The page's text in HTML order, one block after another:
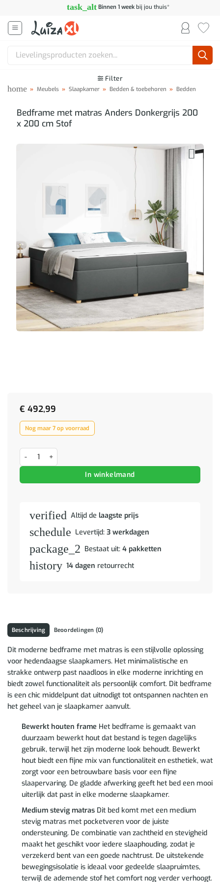
inhoud
task_alt Binnen 1 weekbij jou thuis*
Zoeken
Filter
home » Meubels » Slaapkamer » Bedden & toebehoren » Bedden
Bedframe met matras Anders Donkergrijs 200
x 200 cm Stof
€ 492,99
Nog maar 7 op voorraad
Bedframe met matras Anders Donkergrijs 200 x 200 cm Stof aantal
In winkelmand
verified Altijd de laagste prijs
schedule Levertijd: 3 werkdagen
package_2 Bestaat uit: 4 pakketten
history 14 dagen retourrecht
Beschrijving Beoordelingen (0)
Dit moderne bedframe met matras is een stijlvolle oplossing
voor hedendaagse slaapkamers. Het minimalistische en
strakke ontwerp past naadloos in elke moderne inrichting en
biedt zowel functionaliteit als persoonlijk comfort. Dit bedframe
is een chic middelpunt dat uitnodigt tot ontspannen nachten en
het geheel van je slaapkamer aanvult.
Bewerkt houten frame Het bedframe is gemaakt van
duurzaam bewerkt hout dat bestand is tegen dagelijks
gebruik, terwijl het zijn moderne look behoudt. Bewerkt
hout biedt een fijne mix van functionaliteit en esthetiek, wat
zorgt voor een betrouwbare basis voor een fijne
slaapervaring. De gladde afwerking geeft het bed een mooi
uiterlijk dat past in elke moderne slaapkamer.
Medium stevig matrasDit bed komt met een medium
stevig matras met pocketveren voor de juiste
ondersteuning. De combinatie van zachtheid en stevigheid
maakt het geschikt voor iedere slaaphouding, zodat je
verzekerd bent van een goede nachtrust. De uitstekende
bewegingsisolatie is ideaal voor gedeelde slaapruimtes,
terwijl de ademende stof het comfort nog verder verhoogt.